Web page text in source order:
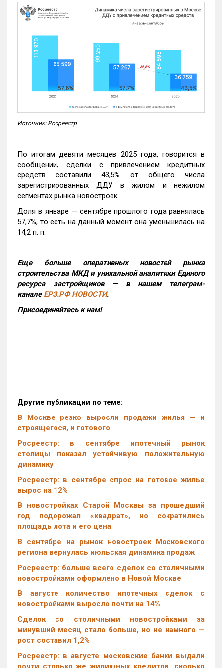
Источник: Росреестр
По итогам девяти месяцев 2025 года, говорится в
сообщении, сделки с привлечением кредитных
средств составили 43,5% от общего числа
зарегистрированных ДДУ в жилом и нежилом
сегментах рынка новостроек.
Доля в январе — сентябре прошлого года равнялась
57,7%, то есть на данный момент она уменьшилась на
14,2 п. п.
Еще больше оперативных новостей рынка
строительства МКД и уникальной аналитики Единого
ресурса застройщиков — в нашем телеграм-
канале ЕРЗ.РФ НОВОСТИ.
Присоединяйтесь к нам!
Другие публикации по теме:
В Москве резко выросли продажи жилья — и
строящегося, и готового
Росреестр: в сентябре ипотечный рынок
столицы показал устойчивую положительную
динамику
Росреестр: в сентябре спрос на готовое жилье
вырос на 12%
В новостройках Старой Москвы за прошедший
год подорожал «квадрат», но сократились
площадь лота и его цена
В сентябре на рынок новостроек Московского
региона вернулась июльская динамика продаж
Росреестр: больше всего сделок со столичными
новостройками оформлено в Новой Москве
В августе количество ипотечных сделок с
новостройками выросло почти на 14%
Cделок со столичными новостройками за
минувший месяц стало больше, но не намного —
рост составил 1,2%
Росреестр: в августе московские банки выдали
почти столько же жилищных кредитов, сколько